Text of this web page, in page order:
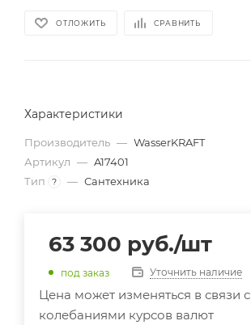
ОТЛОЖИТЬ СРАВНИТЬ
Характеристики
Производитель — WasserKRAFT
Артикул — A17401
Тип
? — Сантехника
63 300 руб./шт
под заказ Уточнить наличие
Цена может изменяться в связи с
колебаниями курсов валют